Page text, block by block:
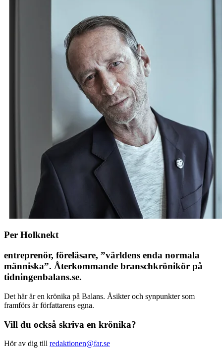
Per Holknekt
entreprenör, föreläsare, ”världens enda normala
människa”. Återkommande branschkrönikör på
tidningenbalans.se.
Det här är en krönika på Balans. Åsikter och synpunkter som
framförs är författarens egna.
Vill du också skriva en krönika?
Hör av dig till redaktionen@far.se